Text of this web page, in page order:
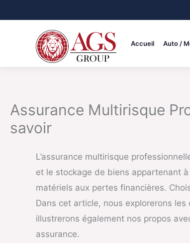
au
Accueil Auto /
Assurance Multirisque
savoir
L’assurance multirisque
et le stockage de biens appartenant
matériels aux pertes financières.
Dans cet article, nous explorerons
illustrerons également nos propos
assurance.